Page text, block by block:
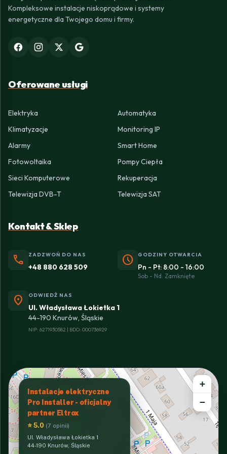
Kompleksowe instalacje niskoprądowe i systemy
energetyczne dla Twojego domu i firmy.
Oferowane usługi
Elektryka
Automatyka
Klimatyzacje
Monitoring IP
Alarmy
Smart Home
Fotowoltaika
Pompy Ciepła
Sieci Komputerowe
Rekuperacja
Telewizja DVB-T
Telewizja SAT
Kontakt & Sklep
phone ZADZWOŃ DO NAS
+48 880 628 509 schedule GODZINY OTWARCIA
Pn - Pt: 8:00 - 16:00
Sob - Nd: Zamknięte
location_on ODWIEDŹ NAS
Ul. Władysława Łokietka 1
44-190 Knurów, Śląskie
NIP: 6271930582 | BDO: 000736929
Instalacje elektryczne
Pro Installer - oficjalny
partner Eltrox
⭐ 5.0 (7 opinii)
Ul. Władysława Łokietka 1
44-190 Knurów, Śląskie
+
−